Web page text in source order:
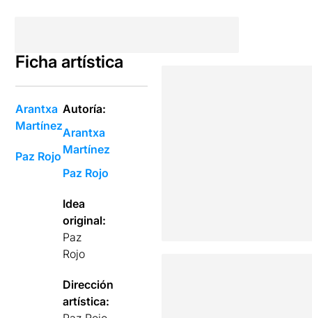
Ficha artística
Arantxa
Martínez
Paz Rojo
Autoría:
Arantxa
Martínez
Paz Rojo
Idea
original:
Paz
Rojo
Dirección
artística: